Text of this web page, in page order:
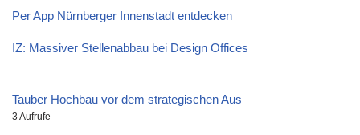
Per App Nürnberger Innenstadt entdecken
IZ: Massiver Stellenabbau bei Design Offices
Tauber Hochbau vor dem strategischen Aus
3 Aufrufe